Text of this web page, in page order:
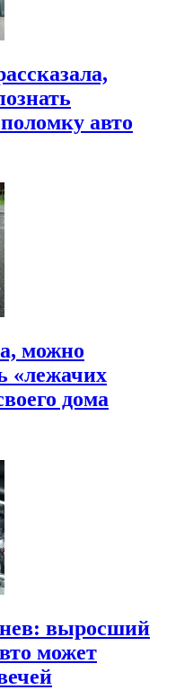
авто
можно
«лежачих
дома
выросший
может